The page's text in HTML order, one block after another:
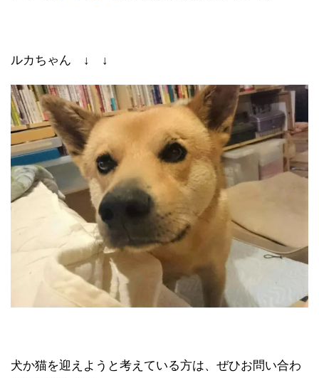
ルカちゃん ↓ ↓
犬か猫を迎えようと考えている方は、ぜひお問い合わ